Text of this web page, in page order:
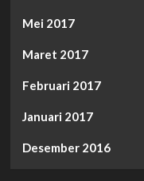
Mei 2017
Maret 2017
Februari 2017
Januari 2017
Desember 2016